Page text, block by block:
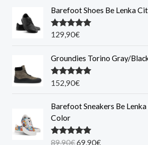
Barefoot Shoes Be Lenka
Įvertinimas
129,90€
Groundies Torino Gray/
Įvertinimas
5.00
152,90€
Barefoot Sneakers Be
Color
Įvertinimas
89,90€O
69,90€C